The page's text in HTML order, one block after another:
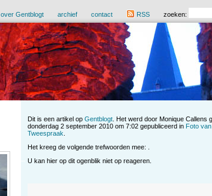
over Gentblogt archief contact RSS zoeken:
Dit is een artikel op Gentblogt . Het werd door Monique Callens
donderdag 2 september 2010 om 7:02 gepubliceerd in Foto
Tweespraak
Het kreeg de volgende trefwoorden mee: .
U kan hier op dit ogenblik niet op reageren.